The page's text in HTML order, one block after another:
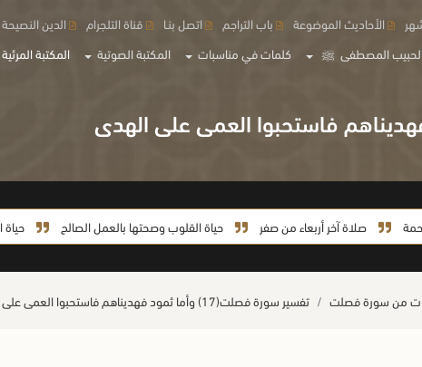
المصطفى ﷺ كلمات في مناسبات المكتبة الصوتية المكتبة المرئية
الأحاديث الموضوعة باب التراجم اتصل بنـا قناة التلجرام الدين النصيحة
صلاة آخر أربعاء من صفر حياة القلوب وصحتها بالعمل الصالح حياة
من سورة فصلت تفسير سورة فصلت(17) وأما ثمود فهديناهم فاستحبوا العمى على الهدى